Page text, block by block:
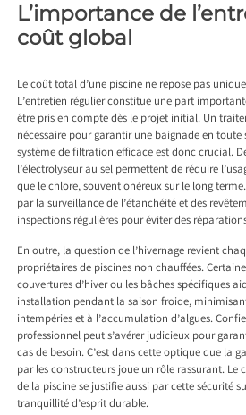
L’importance de
coût global
Le coût total d’une piscine ne repose pas
L’entretien régulier constitue une part
être pris en compte dès le projet initial. Un
nécessaire pour garantir une baignade en toute
système de filtration efficace est donc crucial.
l’électrolyseur au sel permettent de réduire
que le chlore, souvent onéreux sur le long
par la surveillance de l’étanchéité et des
inspections régulières pour éviter des
En outre, la question de l’hivernage revient
propriétaires de piscines non chauffées.
couvertures d’hiver ou les bâches spécifiques
installation pendant la saison froide,
intempéries et à l’accumulation d’algues.
professionnel peut s’avérer judicieux pour
cas de besoin. C’est dans cette optique que la
par les constructeurs joue un rôle rassurant.
de la piscine se justifie aussi par cette sécurité
tranquillité d’esprit durable.